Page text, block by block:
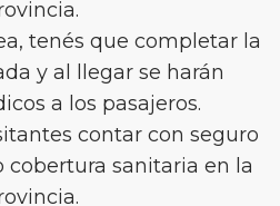
tenés que completar la
y al llegar se harán
a los pasajeros.
contar con seguro
cobertura sanitaria en la